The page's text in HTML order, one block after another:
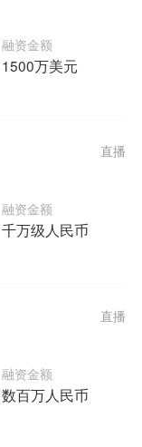
融资金额
1500万美元
融资金额
千万级人民币
直播
融资金额
数百万人民币
直播